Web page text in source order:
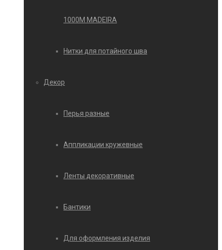
1000М MADEIRA
Нитки для потайного шва
Декор
Перья разные
Аппликации кружевные
Ленты декоративные
Бантики
Для оформления изделия